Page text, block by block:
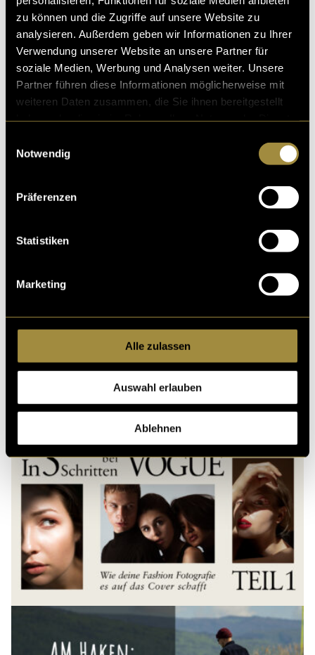
zu können und die Zugriffe auf unsere Website zu
analysieren. Außerdem geben wir Informationen zu Ihrer
Verwendung unserer Website an unsere Partner für
soziale Medien, Werbung und Analysen weiter. Unsere
Partner führen diese Informationen möglicherweise mit
weiteren Daten zusammen, die Sie ihnen bereitgestellt
Notwendig
Präferenzen
Statistiken
Marketing
Alle zulassen
Auswahl erlauben
Ablehnen
Bitte akzeptiere die
Cookies um
Ähnliche Artikel